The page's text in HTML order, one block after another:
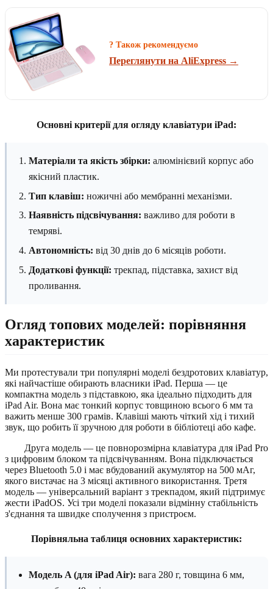
? Також рекомендуємо
Переглянути на AliExpress →
Основні критерії для огляду клавіатури iPad:
Матеріали та якість збірки: алюмінієвий корпус або
якісний пластик.
Тип клавіш: ножичні або мембранні механізми.
Наявність підсвічування: важливо для роботи в
темряві.
Автономність: від 30 днів до 6 місяців роботи.
Додаткові функції: трекпад, підставка, захист від
проливання.
Огляд топових моделей: порівняння
характеристик
Ми протестували три популярні моделі бездротових клавіатур,
які найчастіше обирають власники iPad. Перша — це
компактна модель з підставкою, яка ідеально підходить для
iPad Air. Вона має тонкий корпус товщиною всього 6 мм та
важить менше 300 грамів. Клавіші мають чіткий хід і тихий
звук, що робить її зручною для роботи в бібліотеці або кафе.
Друга модель — це повнорозмірна клавіатура для iPad Pro
з цифровим блоком та підсвічуванням. Вона підключається
через Bluetooth 5.0 і має вбудований акумулятор на 500 мАг,
якого вистачає на 3 місяці активного використання. Третя
модель — універсальний варіант з трекпадом, який підтримує
жести iPadOS. Усі три моделі показали відмінну стабільність
з'єднання та швидке сполучення з пристроєм.
Порівняльна таблиця основних характеристик:
Модель A (для iPad Air): вага 280 г, товщина 6 мм,